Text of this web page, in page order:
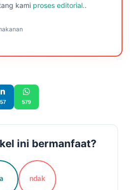
kami proses editorial..
579
ini bermanfaat?
ndak